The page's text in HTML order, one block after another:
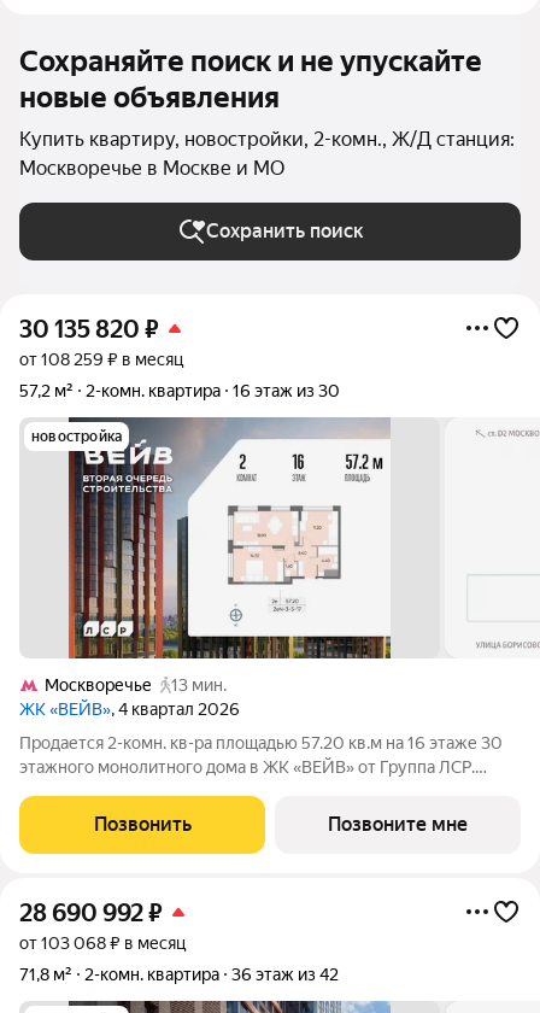
Сохраняйте поиск и не упускайте
новые объявления
Купить квартиру, новостройки, 2-комн., Ж/Д станция:
Москворечье в Москве и МО
Сохранить поиск
30 135 820 ₽
от 108 259 ₽ в месяц
57,2 м²
2-комн. квартира 16 этаж из 30
новостройка
Москворечье
13 мин.
ЖК «ВЕЙВ», 4 квартал 2026
Продается 2-комн. кв-ра площадью 57.20 кв.м на 16 этаже 30
этажного монолитного дома в ЖК «ВЕЙВ» от Группа ЛСР.
ансамбль из семи корпусов переменной этажности,
объединенных общим стилобатом, в
Позвонить Позвоните мне
28 690 992₽
от 103 068 ₽ в месяц
71,8 м²
2-комн. квартира 36 этаж из 42